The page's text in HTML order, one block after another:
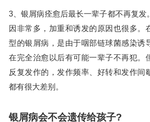
3、银屑病痊愈后最长一辈子都不再复发
因非常多，加重和诱发的原因也很多。
型的银屑病，是由于咽部链球菌感染诱
在完全治愈以后有可能一辈子不再犯。
反复发作的，发作频率、好转和发作间
都有很大差别。
银屑病会不会遗传给孩子?